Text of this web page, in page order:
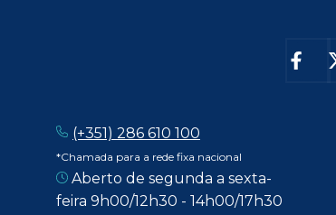
(+351) 286 610 100
*Chamada para a rede fixa nacional
Aberto de segunda a sexta-
feira 9h00/12h30 - 14h00/17h30